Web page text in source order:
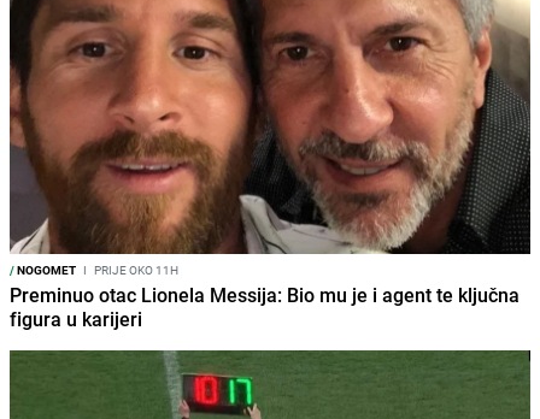
/NOGOMET I PRIJE OKO 11H
Preminuo otac Lionela Messija: Bio mu je i agent te ključna
figura u karijeri